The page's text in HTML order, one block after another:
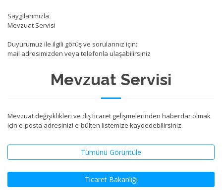
Mevzuat Servisi
Mevzuat değişiklikleri ve dış ticaret gelişmelerinden haberdar olmak
için e-posta adresinizi e-bülten listemize kaydedebilirsiniz.
Tümünü Görüntüle
Ticaret Bakanlığı
Saygılarımızla
Mevzuat Servisi
Duyurumuz ile ilgili görüş ve sorularınız için:
mail adresimizden veya telefonla ulaşabilirsiniz